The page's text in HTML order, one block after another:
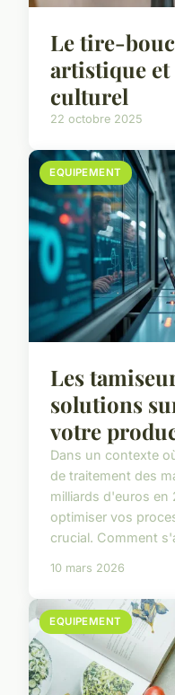
Le tire-
artistique
culturel
22 octobre 2025
EQUIPEMENT
Les
solutions
votre
Dans un contexte
de traitement des
milliards d'euros en
optimiser vos
crucial. Comment
10 mars 2026
EQUIPEMENT